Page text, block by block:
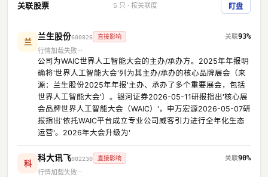
关联股票 5 只 · 按关联度 盯盘
兰
兰生股份600826 直接影响
93%
行情加载失败
公司为WAIC世界人工智能大会的主办/承办方。2025年年报明
确将'世界人工智能大会'列为其主办/承办的核心品牌展会（来
源：兰生股份2025年年报'主办、承办了多个重要展会，包括
世界人工智能大会'）。银河证券2026-05-11研报指出'核心展
会品牌世界人工智能大会（WAIC）'，申万宏源2026-05-07研
报指出'依托WAIC平台成立专业公司威客引力进行全年化生态
运营'。2026年大会升级为'
科
科大讯飞002230 直接影响
90%
行情加载失败